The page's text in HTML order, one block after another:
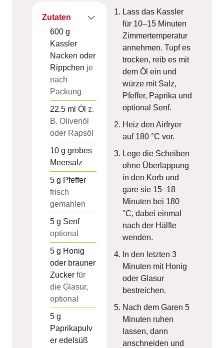
Zutaten
600 g
Kassler
Nacken oder
Rippchen je
nach
Packung
22.5 ml Öl z.
B. Olivenöl
oder Rapsöl
10 g grobes
Meersalz
5 g Pfeffer
frisch
gemahlen
5 g Senf
optional
5 g Honig
oder brauner
Zucker für
die Glasur,
optional
5 g
Paprikapulv
er edelsüß
Lass das Kassler
für 10–15 Minuten
Zimmertemperatur
annehmen. Tupf es
trocken, reib es mit
dem Öl ein und
würze mit Salz,
Pfeffer, Paprika und
optional Senf.
Heiz den Airfryer
auf 180 °C vor.
Lege die Scheiben
ohne Überlappung
in den Korb und
gare sie 15–18
Minuten bei 180
°C, dabei einmal
nach der Hälfte
wenden.
In den letzten 3
Minuten mit Honig
oder Glasur
bestreichen.
Nach dem Garen 5
Minuten ruhen
lassen, dann
anschneiden und